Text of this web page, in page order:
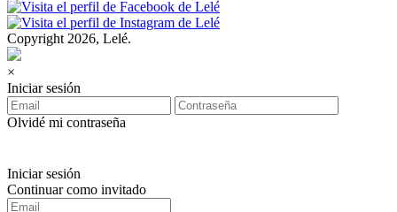
Copyright 2026, Lelé.
×
Iniciar sesión
Olvidé mi contraseña
Iniciar sesión
Continuar como invitado